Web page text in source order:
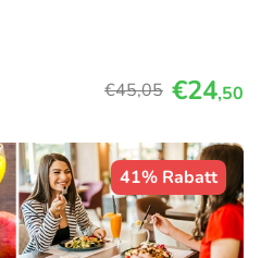
€45,05 €24,50
41% Rabatt